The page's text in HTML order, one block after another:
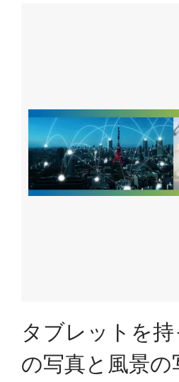
タブレットを
の写真と風景の